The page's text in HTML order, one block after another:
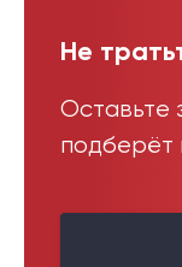
Не
Оставьте
подберёт